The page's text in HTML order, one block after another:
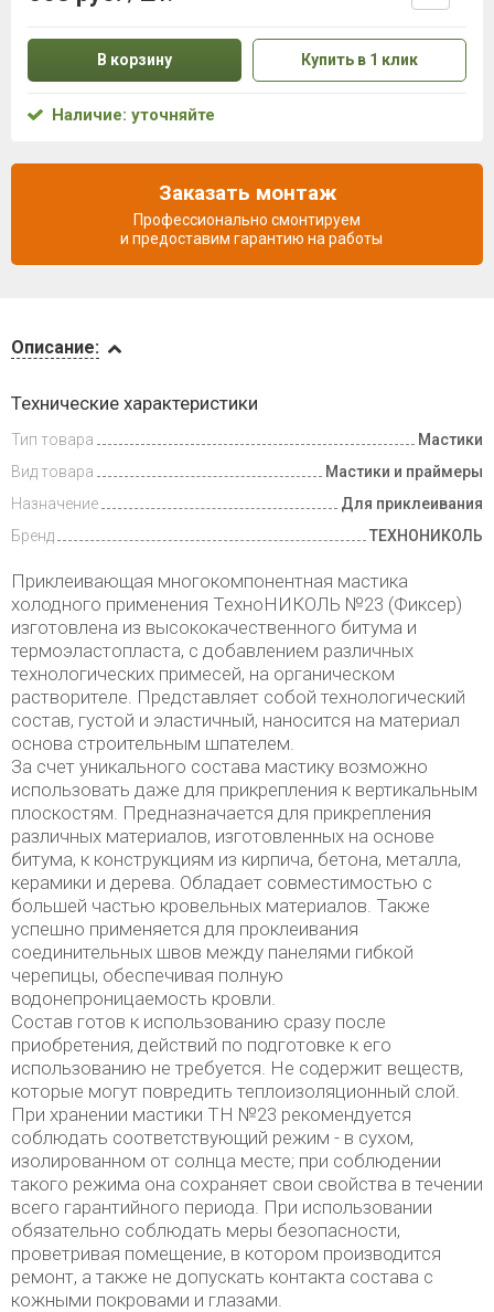
и оплата
Описание:
Технические характеристики
Тип товара
Мастики
Вид товара
Мастики и праймеры
Назначение
Для приклеивания
Бренд
ТЕХНОНИКОЛЬ
Приклеивающая многокомпонентная мастика
холодного применения ТехноНИКОЛЬ №23 (Фиксер)
изготовлена из высококачественного битума и
термоэластопласта, с добавлением различных
технологических примесей, на органическом
растворителе. Представляет собой технологический
состав, густой и эластичный, наносится на материал
основа строительным шпателем.
За счет уникального состава мастику возможно
использовать даже для прикрепления к вертикальным
плоскостям. Предназначается для прикрепления
различных материалов, изготовленных на основе
битума, к конструкциям из кирпича, бетона, металла,
керамики и дерева. Обладает совместимостью с
большей частью кровельных материалов. Также
успешно применяется для проклеивания
соединительных швов между панелями гибкой
черепицы, обеспечивая полную
водонепроницаемость кровли.
Состав готов к использованию сразу после
приобретения, действий по подготовке к его
использованию не требуется. Не содержит веществ,
которые могут повредить теплоизоляционный слой.
При хранении мастики ТН №23 рекомендуется
соблюдать соответствующий режим - в сухом,
изолированном от солнца месте; при соблюдении
такого режима она сохраняет свои свойства в течении
всего гарантийного периода. При использовании
обязательно соблюдать меры безопасности,
проветривая помещение, в котором производится
ремонт, а также не допускать контакта состава с
кожными покровами и глазами.
В корзину Купить в 1 клик
Наличие: уточняйте
Заказать монтаж
Профессионально смонтируем
и предоставим гарантию на работы